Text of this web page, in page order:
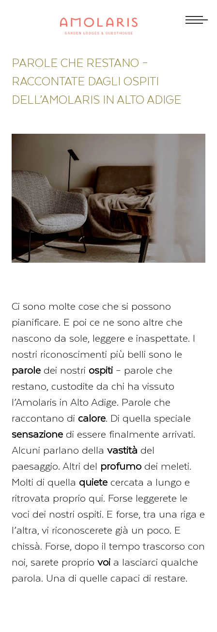
PAROLE CHE RESTANO –
RACCONTATE DAGLI OSPITI
DELL’AMOLARIS IN ALTO ADIGE
Ci sono molte cose che si possono
pianificare. E poi ce ne sono altre che
nascono da sole, leggere e inaspettate. I
nostri riconoscimenti più belli sono le
parole dei nostri ospiti – parole che
restano, custodite da chi ha vissuto
l’Amolaris in Alto Adige. Parole che
raccontano di calore. Di quella speciale
sensazione di essere finalmente arrivati.
Alcuni parlano della vastità del
paesaggio. Altri del profumo dei meleti.
Molti di quella quiete cercata a lungo e
ritrovata proprio qui. Forse leggerete le
voci dei nostri ospiti. E forse, tra una riga e
l’altra, vi riconoscerete già un poco. E
chissà. Forse, dopo il tempo trascorso con
noi, sarete proprio voi a lasciarci qualche
parola. Una di quelle capaci di restare.